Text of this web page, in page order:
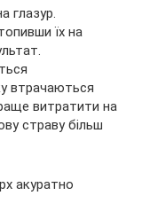
глазур.
їх на
втрачаються
витратити на
страву більш
акуратно